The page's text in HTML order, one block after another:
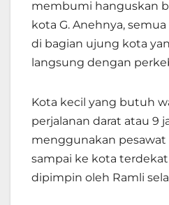
membumi hanguskan
kota G. Anehnya,
di bagian ujung kota
langsung dengan
Kota kecil yang butuh
perjalanan darat atau 9
menggunakan
sampai ke kota
dipimpin oleh Ramli